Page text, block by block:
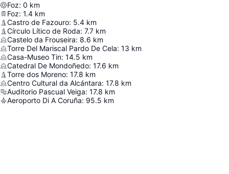
Foz: 0 km
Foz: 1.4 km
Castro de Fazouro: 5.4 km
Círculo Lítico de Roda: 7.7 km
Castelo da Frouseira: 8.6 km
Torre Del Mariscal Pardo De Cela: 13 km
Casa-Museo Tin: 14.5 km
Catedral De Mondoñedo: 17.6 km
Torre dos Moreno: 17.8 km
Centro Cultural da Alcántara: 17.8 km
Auditorio Pascual Veiga: 17.8 km
Aeroporto Di A Coruña: 95.5 km